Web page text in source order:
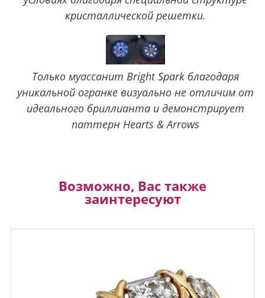
кристаллической решетки.
Только муассанит Bright Spark благодаря
уникальной огранке визуально не отличим от
идеального бриллианта и демонстрирует
паттерн Hearts & Arrows
Возможно, Вас также
заинтересуют